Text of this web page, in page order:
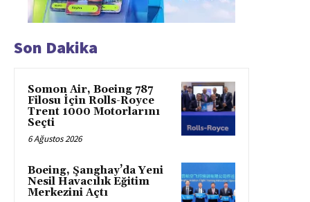
Son Dakika
Somon Air, Boeing 787
Filosu İçin Rolls-Royce
Trent 1000 Motorlarını
Seçti
6 Ağustos 2026
Boeing, Şanghay’da Yeni
Nesil Havacılık Eğitim
Merkezini Açtı